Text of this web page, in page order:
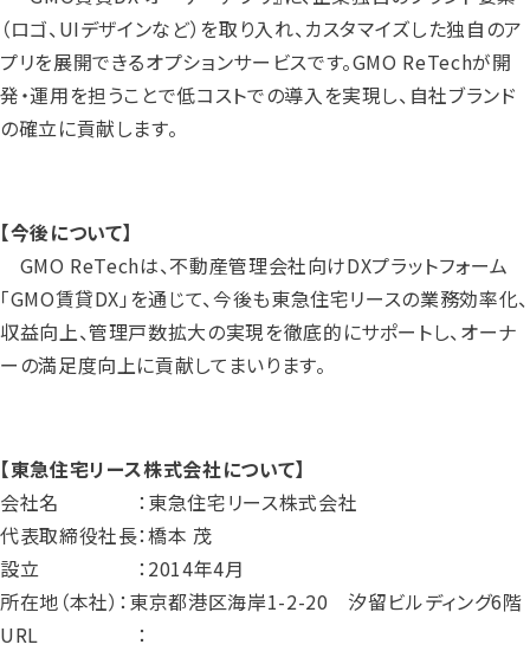
（ロゴ、UIデザインなど）を取り入れ、カスタマイズした独自のア
プリを展開できるオプションサービスです。GMO ReTechが開
発・運用を担うことで低コストでの導入を実現し、自社ブランド
の確立に貢献します。
【今後について】
GMO ReTechは、不動産管理会社向けDXプラットフォーム
「GMO賃貸DX」を通じて、今後も東急住宅リースの業務効率化、
収益向上、管理戸数拡大の実現を徹底的にサポートし、オーナ
ーの満足度向上に貢献してまいります。
【東急住宅リース株式会社について】
会社名 ：東急住宅リース株式会社
代表取締役社長：橋本 茂
設立 ：2014年4月
所在地（本社）：東京都港区海岸1-2-20 汐留ビルディング6階
URL ：